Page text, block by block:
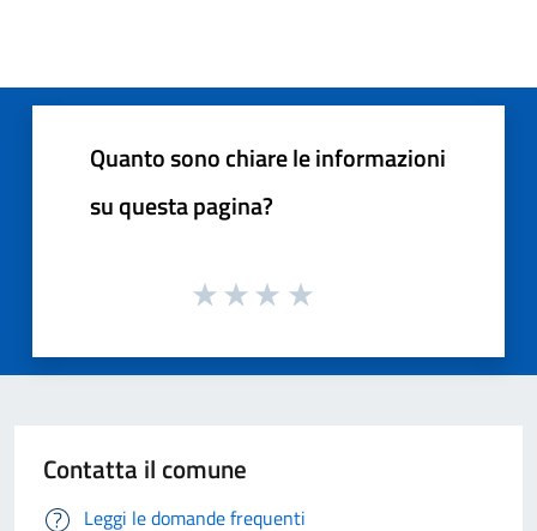
Quanto sono chiare le informazioni
su questa pagina?
Contatta il comune
Leggi le domande frequenti